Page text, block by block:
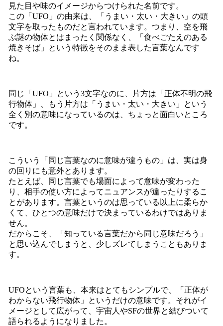
見た目や味のイメージからつけられた名前です。
この「UFO」の由来は、「うまい・太い・大きい」の頭
文字を取ったものだと言われています。つまり、空を飛
ぶ謎の物体とはまったく関係なく、「食べごたえのある
焼きそば」という特徴をそのまま表した言葉なんです
ね。
同じ「UFO」という3文字なのに、片方は「正体不明の飛
行物体」、もう片方は「うまい・太い・大きい」という
全く別の意味になっているのは、ちょっと面白いところ
です。
こういう「同じ言葉なのに意味が違うもの」は、実は身
の回りにも意外とあります。
たとえば、同じ言葉でも場面によって意味が変わった
り、相手の使い方によってニュアンスが違ったりするこ
とがあります。言葉というのは思っている以上に柔らか
くて、ひとつの意味だけで決まっているわけではありま
せん。
だからこそ、「知っている言葉だから同じ意味だろう」
と思い込んでしまうと、少しズレてしまうこともありま
す。
UFOという言葉も、本来はとてもシンプルで、「正体が
わからない飛行物体」というだけの意味です。それがイ
メージとして広がって、宇宙人やSFの世界と結びついて
語られるようになりました。